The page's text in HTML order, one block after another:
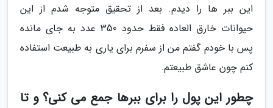
این ببر ها را دیدم. بعد از تحقیق متوجه شدم از این
حیوانات خارق العاده فقط حدود 350 عدد به جای مانده
پس با خودم گفتم من از سفرم برای یاری به طبیعت استفاده
کنم چون عاشق طبیعتم.
چطور این پول را برای ببرها جمع می کنی؟ و تا